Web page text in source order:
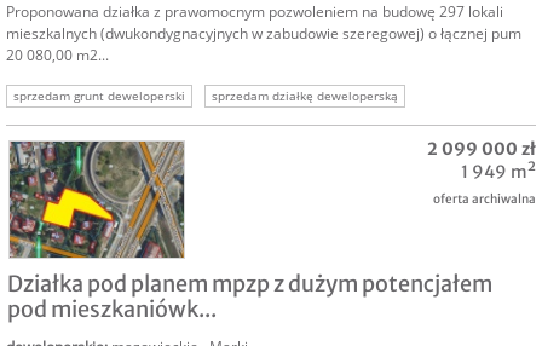
Proponowana działka z prawomocnym pozwoleniem na budowę 297 lokali
mieszkalnych (dwukondygnacyjnych w zabudowie szeregowej) o łącznej pum
20 080,00 m2...
sprzedam grunt deweloperski
sprzedam działkę deweloperską
nieruchomość deweloperska
działka dla dewelopera
kalisz deweloperskie
nieruchomość dla dewelopera
Działka pod planem mpzp z dużym potencjałem
pod mieszkaniówk...
2 099 000 zł
1 949 m²
oferta archiwalna